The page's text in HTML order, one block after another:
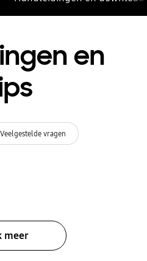
en
Veelgestelde vragen
meer